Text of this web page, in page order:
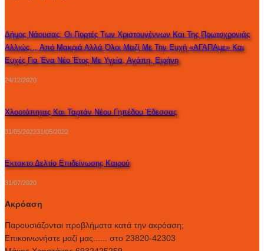
Δήμος Νάουσας: Οι Γιορτές Των Χριστουγέννων Και Της Πρωτοχρονιάς
Αλλιώς… Aπό Μακριά Αλλά Όλοι Μαζί Με Την Ευχή «ΑΓΑΠΑμε» Και
Ευχές Για Ένα Νέο Έτος Με Υγεία, Αγάπη, Ειρήνη
24/12/2020
Χλοοτάπητας Και Ταρτάν Νέου Γηπέδου Έδεσσας
31/05/202231/05/2022
Εκτακτο Δελτίο Επιδείνωσης Καιρού
31/07/2020
Ακρόαση
Παρουσιάζονται προβλήματα κατά την ακρόαση;
Επικοινωνήστε μαζί μας...... στο 23820-42303